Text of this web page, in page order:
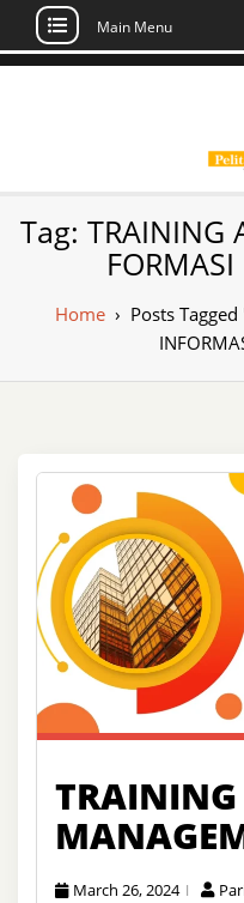
Skip
Main Menu
Tag: TRAINING
Home › Posts Tagged
TRAINING
March 26, 2024